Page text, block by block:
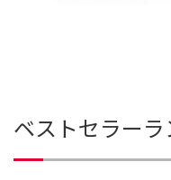
ベストセラー